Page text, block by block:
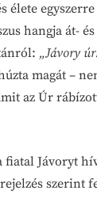
élete
hangja át-
„Jávory
magát –
az Úr
Jávoryt
szerint